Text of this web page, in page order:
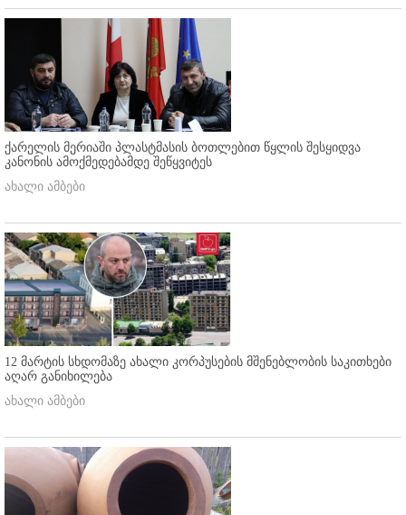
ქარელის მერიაში პლასტმასის ბოთლებით წყლის შესყიდვა
კანონის ამოქმედებამდე შეწყვიტეს
ახალი ამბები
12 მარტის სხდომაზე ახალი კორპუსების მშენებლობის საკითხები
აღარ განიხილება
ახალი ამბები